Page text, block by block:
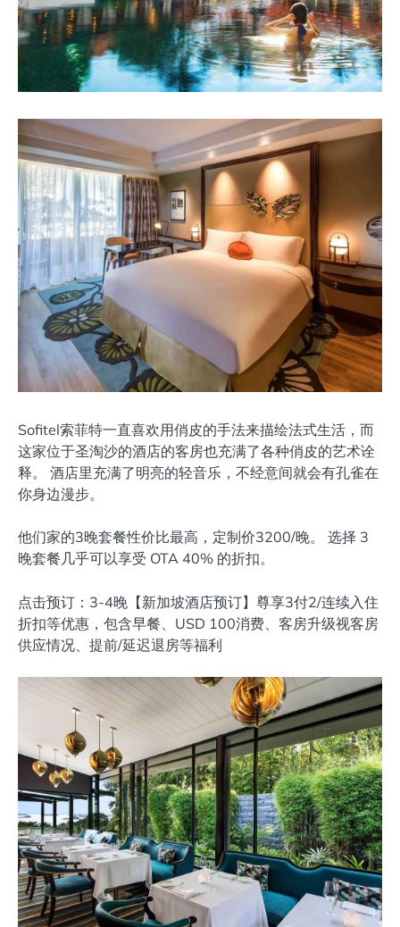
Sofitel索菲特一直喜欢用俏皮的手法来描绘法式生活，而
这家位于圣淘沙的酒店的客房也充满了各种俏皮的艺术诠
释。 酒店里充满了明亮的轻音乐，不经意间就会有孔雀在
你身边漫步。
他们家的3晚套餐性价比最高，定制价3200/晚。 选择 3
晚套餐几乎可以享受 OTA 40% 的折扣。
点击预订：3-4晚【新加坡酒店预订】尊享3付2/连续入住
折扣等优惠，包含早餐、USD 100消费、客房升级视客房
供应情况、提前/延迟退房等福利